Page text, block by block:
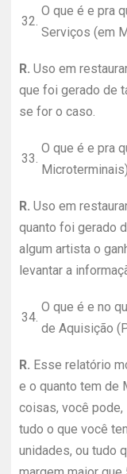
32.
O que é e pra
Serviços (em
R. Uso em
que foi gerado de
se for o caso.
33.
O que é e pra
R. Uso em
quanto foi gerado
algum artista o
levantar a
34.
O que é e no
de Aquisição
R. Esse relatório
e o quanto tem de
coisas, você
tudo o que você
unidades, ou tudo